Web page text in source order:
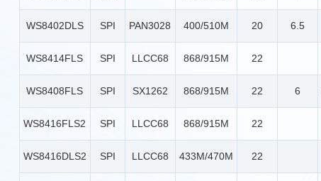
WS8402DLS SPI PAN3028 400/510M 20 6.5
WS8414FLS SPI LLCC68 868/915M 22
WS8408FLS SPI SX1262 868/915M 22 6
WS8416FLS2 SPI LLCC68 868/915M 22
WS8416DLS2 SPI LLCC68 433M/470M 22